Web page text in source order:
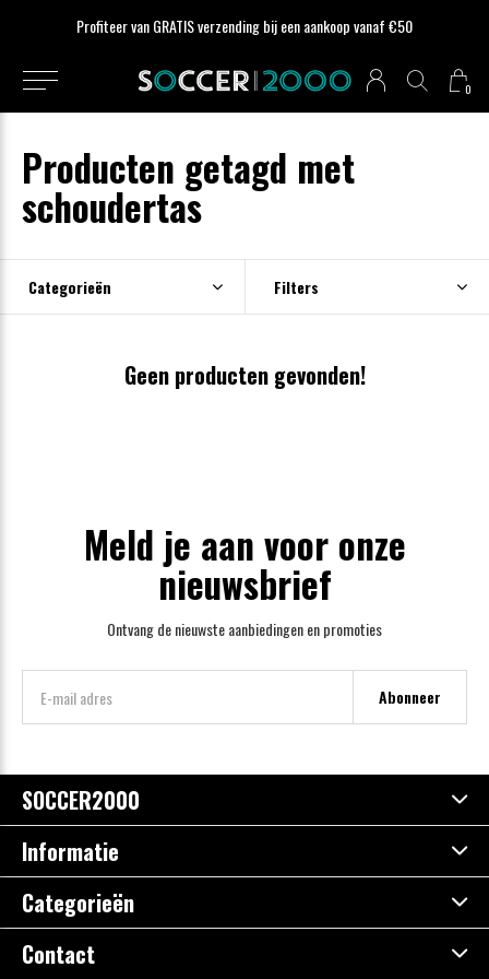
0
Profiteer van GRATIS verzending bij een aankoop vanaf €50
Producten getagd met
schoudertas
Categorieën Filters
Geen producten gevonden!
Meld je aan voor onze
nieuwsbrief
Ontvang de nieuwste aanbiedingen en promoties
Abonneer
SOCCER2000
Informatie
Categorieën
Contact